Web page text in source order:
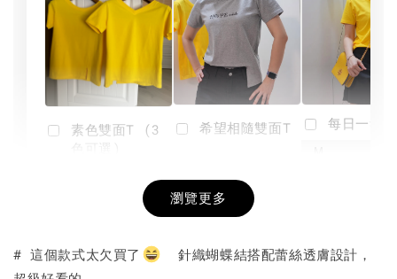
素色雙面T (3
+
希望相隨雙面T
NT$ 190
-
每日一笑
瀏覽更多
# 這個款式太欠買了
針織蝴蝶結搭配蕾絲透膚設計，